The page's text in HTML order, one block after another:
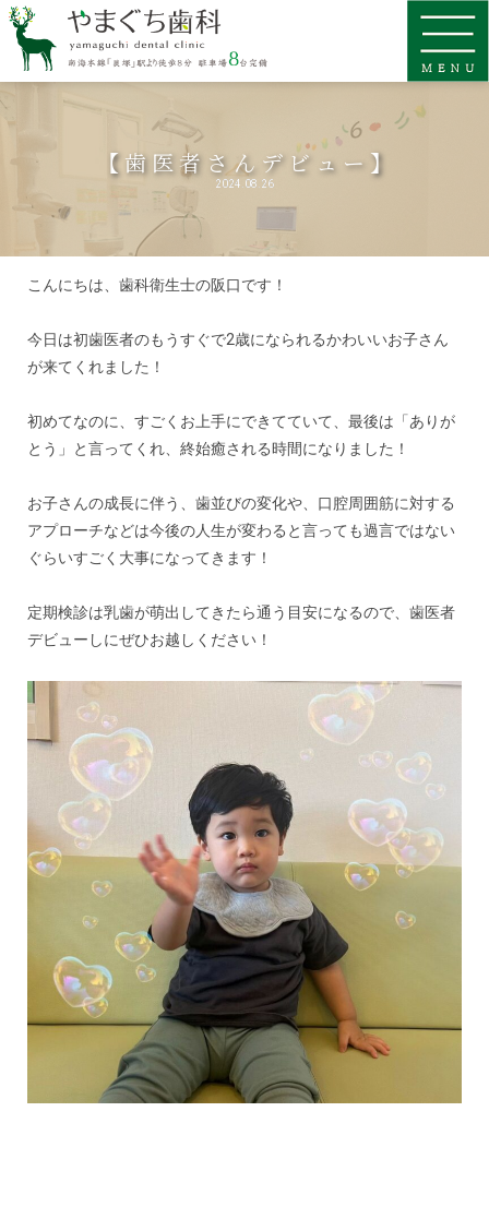
【歯医者さんデビュー】
2024.08.26
こんにちは、歯科衛生士の阪口です！
今日は初歯医者のもうすぐで2歳になられるかわいいお子さん
が来てくれました！
初めてなのに、すごくお上手にできてていて、最後は「ありが
とう」と言ってくれ、終始癒される時間になりました！
お子さんの成長に伴う、歯並びの変化や、口腔周囲筋に対する
アプローチなどは今後の人生が変わると言っても過言ではない
ぐらいすごく大事になってきます！
定期検診は乳歯が萌出してきたら通う目安になるので、歯医者
デビューしにぜひお越しください！